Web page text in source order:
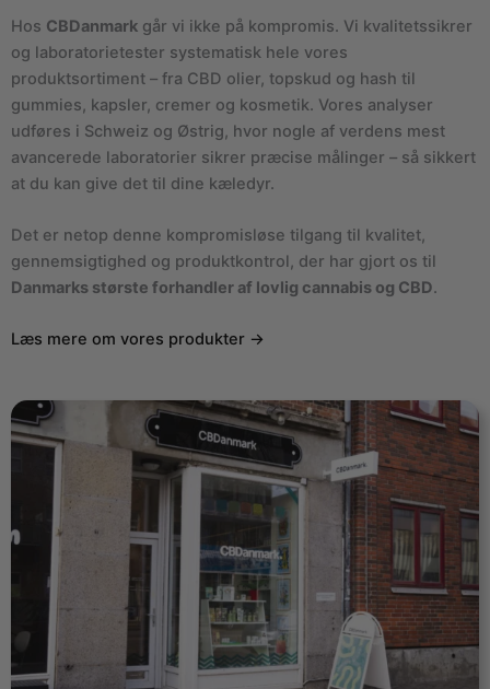
Hos CBDanmark går vi ikke på kompromis. Vi kvalitetssikrer
og laboratorietester systematisk hele vores
produktsortiment – fra CBD olier, topskud og hash til
gummies, kapsler, cremer og kosmetik. Vores analyser
udføres i Schweiz og Østrig, hvor nogle af verdens mest
avancerede laboratorier sikrer præcise målinger – så sikkert
at du kan give det til dine kæledyr.
Det er netop denne kompromisløse tilgang til kvalitet,
gennemsigtighed og produktkontrol, der har gjort os til
Danmarks største forhandler af lovlig cannabis og CBD.
Læs mere om vores produkter →